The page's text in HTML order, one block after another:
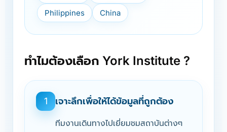
Philippines
China
ทำไมต้องเลือก York Institute ?
1 เจาะลึกเพื่อให้ได้ข้อมูลที่ถูกต้อง
ทีมงานเดินทางไปเยี่ยมชมสถาบันต่างๆ